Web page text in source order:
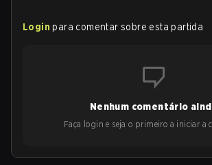
Login para comentar sobre esta partida
Nenhum comentário
Faça login e seja o primeiro a iniciar a